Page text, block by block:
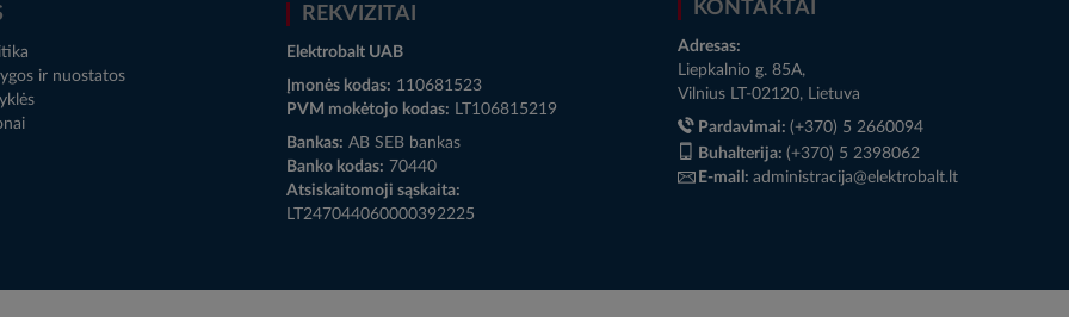
ir nuostatos
REKVIZITAI
Elektrobalt UAB
Įmonės kodas: 110681523
PVM mokėtojo kodas: LT106815219
Bankas: AB SEB bankas
Banko kodas: 70440
Atsiskaitomoji sąskaita:
LT247044060000392225
KONTAKTAI
Adresas:
Liepkalnio g. 85A,
Vilnius LT-02120, Lietuva
Pardavimai: (+370) 5 2660094
Buhalterija: (+370) 5 2398062
E-mail: administracija@elektrobalt.lt